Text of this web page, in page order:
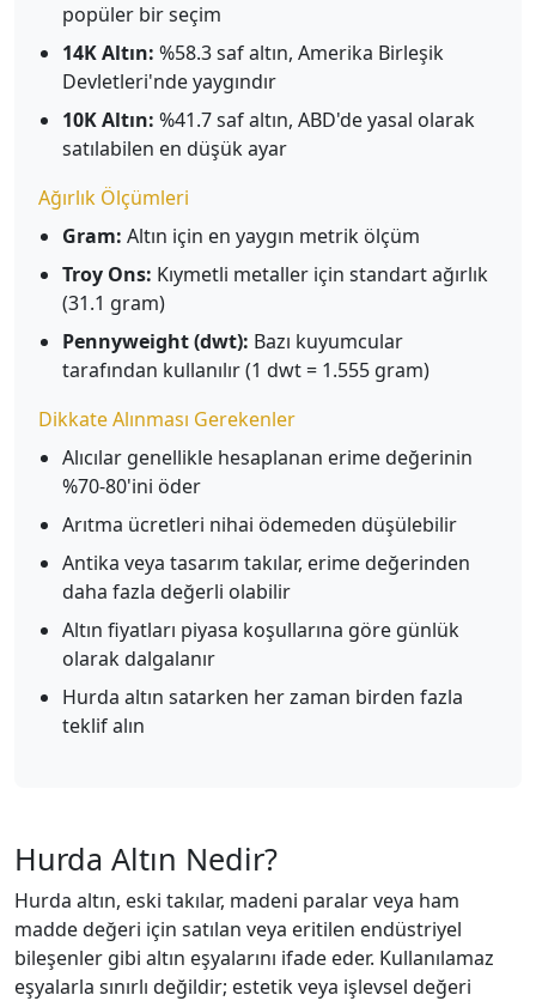
popüler bir seçim
14K Altın: %58.3 saf altın, Amerika Birleşik
Devletleri'nde yaygındır
10K Altın: %41.7 saf altın, ABD'de yasal olarak
satılabilen en düşük ayar
Ağırlık Ölçümleri
Gram: Altın için en yaygın metrik ölçüm
Troy Ons: Kıymetli metaller için standart ağırlık
(31.1 gram)
Pennyweight (dwt): Bazı kuyumcular
tarafından kullanılır (1 dwt = 1.555 gram)
Dikkate Alınması Gerekenler
Alıcılar genellikle hesaplanan erime değerinin
%70-80'ini öder
Arıtma ücretleri nihai ödemeden düşülebilir
Antika veya tasarım takılar, erime değerinden
daha fazla değerli olabilir
Altın fiyatları piyasa koşullarına göre günlük
olarak dalgalanır
Hurda altın satarken her zaman birden fazla
teklif alın
Hurda Altın Nedir?
Hurda altın, eski takılar, madeni paralar veya ham
madde değeri için satılan veya eritilen endüstriyel
bileşenler gibi altın eşyalarını ifade eder. Kullanılamaz
eşyalarla sınırlı değildir; estetik veya işlevsel değeri